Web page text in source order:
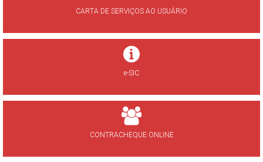
CARTA DE SERVIÇOS AO USUÁRIO
e-SIC
CONTRACHEQUE ONLINE